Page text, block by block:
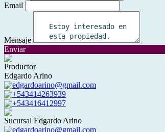
Email
Mensaje
Enviar
Productor
Edgardo Arino
edgardoarino@gmail.com
+543414263939
+543416412997
Sucursal Edgardo Arino
edgardoarino@gmail.com